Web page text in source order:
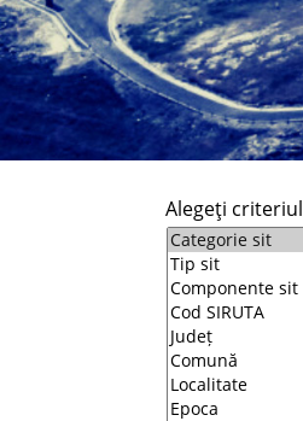
Alegeţi criteriul